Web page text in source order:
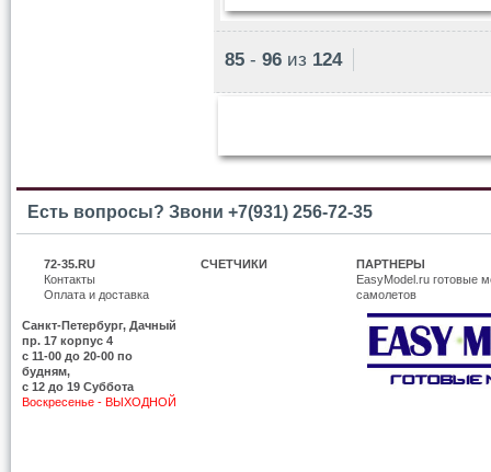
85 - 96 из 124
Есть вопросы? Звони +7(931) 256-72-35
72-35.RU
Контакты
Оплата и доставка
Санкт-Петербург, Дачный
пр. 17 корпус 4
c 11-00 до 20-00 по
будням,
с 12 до 19 Суббота
Воскресенье - ВЫХОДНОЙ
СЧЕТЧИКИ
ПАРТНЕРЫ
EasyModel.ru готовые
самолетов